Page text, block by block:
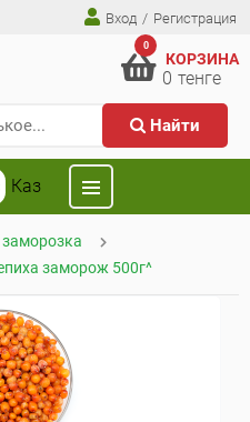
Вход / Регистрация
Найти
0
КОРЗИНА
0 тенге
Каз
заморож 500г^